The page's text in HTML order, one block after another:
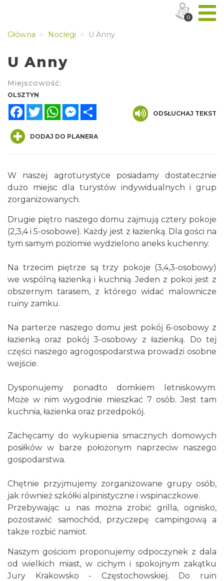
Główna Noclegi U Anny
U Anny
Miejscowość:
OLSZTYN
FacebookTwitterWhatsAppMessenger
ODSŁUCHAJ TEKST
DODAJ DO PLANERA
W naszej agroturystyce posiadamy dostatecznie
dużo miejsc dla turystów indywidualnych i grup
zorganizowanych.
Drugie piętro naszego domu zajmują cztery pokoje
(2,3,4 i 5-osobowe). Każdy jest z łazienką. Dla gości na
tym samym poziomie wydzielono aneks kuchenny.
Na trzecim piętrze są trzy pokoje (3,4,3-osobowy)
we wspólną łazienką i kuchnią. Jeden z pokoi jest z
obszernym tarasem, z którego widać malownicze
ruiny zamku.
Na parterze naszego domu jest pokój 6-osobowy z
łazienką oraz pokój 3-osobowy z łazienką. Do tej
części naszego agrogospodarstwa prowadzi osobne
wejście.
Dysponujemy ponadto domkiem letniskowym.
Może w nim wygodnie mieszkać 7 osób. Jest tam
kuchnia, łazienka oraz przedpokój.
Zachęcamy do wykupienia smacznych domowych
posiłków w barze położonym naprzeciw naszego
gospodarstwa.
Chętnie przyjmujemy zorganizowane grupy osób,
jak również szkółki alpinistyczne i wspinaczkowe.
Przebywając u nas można zrobić grilla, ognisko,
pozostawić samochód, przyczepę campingową a
także rozbić namiot.
Naszym gościom proponujemy odpoczynek z dala
od wielkich miast, w cichym i spokojnym zakątku
Jury Krakowsko - Częstochowskiej. Do ruin
0